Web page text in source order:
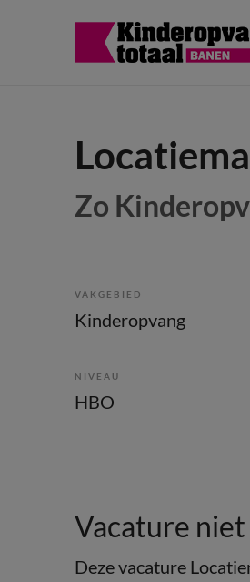
Zo
VAKGEBIED
Kinderopvang
NIVEAU
HBO
Vacature
Deze vacature